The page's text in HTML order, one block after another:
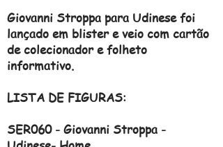
Giovanni Stroppa para Udinese foi
lançado em blister e veio com cartão
de colecionador e folheto
informativo.
LISTA DE FIGURAS:
SER060 - Giovanni Stroppa -